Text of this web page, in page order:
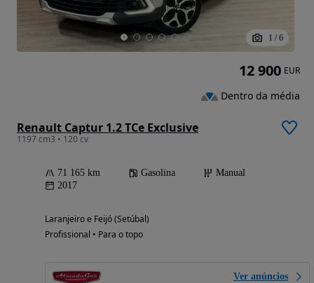
1 / 6
Renault Captur 1.2 TCe Exclusive
1197 cm3 • 120 cv
71 165 km Gasolina
Manual
2017
Laranjeiro e Feijó (Setúbal)
Profissional • Para o topo
Ver anúncios
12 900 EUR
Dentro da média